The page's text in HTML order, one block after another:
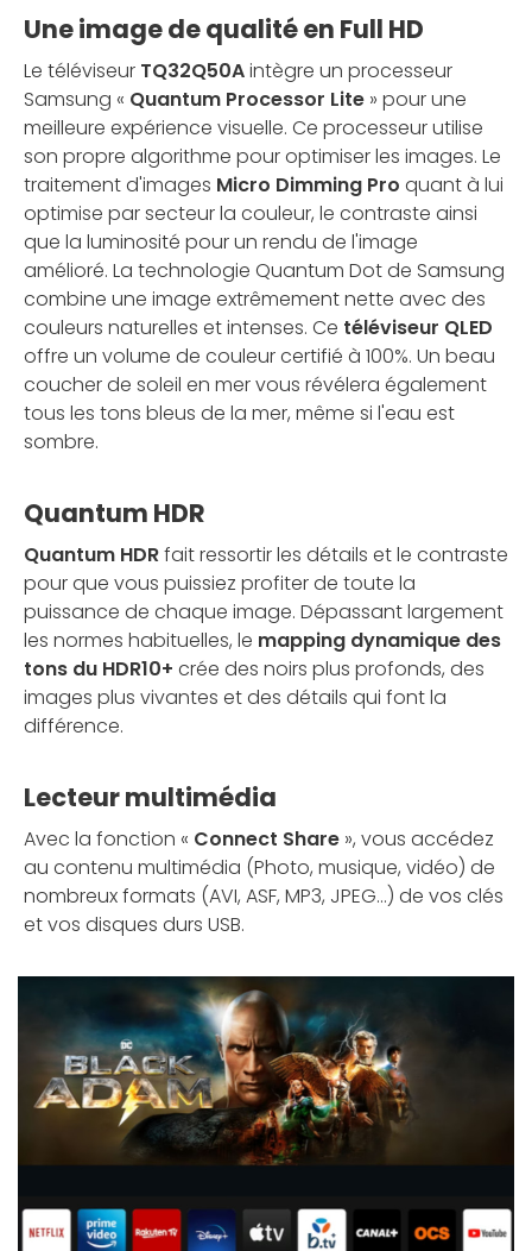
Une image de qualité en Full HD
Le téléviseur TQ32Q50Aintègre un processeur
Samsung « Quantum Processor Lite » pour une
meilleure expérience visuelle. Ce processeur utilise
son propre algorithme pour optimiser les images. Le
traitement d'images Micro Dimming Pro quant à lui
optimise par secteur la couleur, le contraste ainsi
que la luminosité pour un rendu de l'image
amélioré. La technologie Quantum Dot de Samsung
combine une image extrêmement nette avec des
couleurs naturelles et intenses. Ce téléviseur QLED
offre un volume de couleur certifié à 100%. Un beau
coucher de soleil en mer vous révélera également
tous les tons bleus de la mer, même si l'eau est
sombre.
Quantum HDR
Quantum HDRfait ressortir les détails et le contraste
pour que vous puissiez profiter de toute la
puissance de chaque image. Dépassant largement
les normes habituelles, le mapping dynamique des
tons du HDR10+ crée des noirs plus profonds, des
images plus vivantes et des détails qui font la
différence.
Lecteur multimédia
Avec la fonction « Connect Share », vous accédez
au contenu multimédia (Photo, musique, vidéo) de
nombreux formats (AVI, ASF, MP3, JPEG…) de vos clés
et vos disques durs USB.